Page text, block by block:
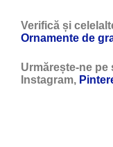
Verifică și
Ornamente de
Urmărește-ne pe
Instagram,